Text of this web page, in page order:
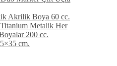
Akrilik Boya 60 cc.
Metalik Her
200 cc.
cm.